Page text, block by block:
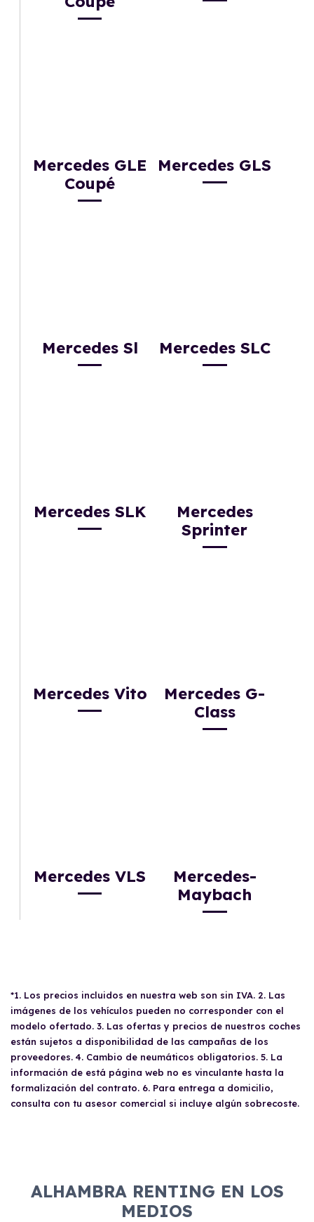
Mercedes GLE
Coupé
Mercedes GLS
Mercedes Sl Mercedes SLC
Mercedes SLK
Mercedes
Sprinter
Mercedes Vito
Mercedes G-
Class
Mercedes VLS
Mercedes-
Maybach
*1. Los precios incluidos en nuestra web son sin IVA. 2. Las
imágenes de los vehículos pueden no corresponder con el
modelo ofertado. 3. Las ofertas y precios de nuestros coches
están sujetos a disponibilidad de las campañas de los
proveedores. 4. Cambio de neumáticos obligatorios. 5. La
información de está página web no es vinculante hasta la
formalización del contrato. 6. Para entrega a domicilio,
consulta con tu asesor comercial si incluye algún sobrecoste.
ALHAMBRA RENTING EN LOS
MEDIOS